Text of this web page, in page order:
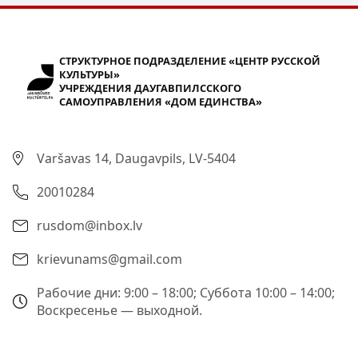
СТРУКТУРНОЕ ПОДРАЗДЕЛЕНИЕ «ЦЕНТР РУССКОЙ
КУЛЬТУРЫ»
УЧРЕЖДЕНИЯ ДАУГАВПИЛССКОГО
САМОУПРАВЛЕНИЯ «ДОМ ЕДИНСТВА»
Varšavas 14, Daugavpils, LV-5404
20010284
rusdom@inbox.lv
krievunams@gmail.com
Рабочие дни: 9:00 – 18:00; Суббота 10:00 – 14:00;
Воскресенье — выходной.